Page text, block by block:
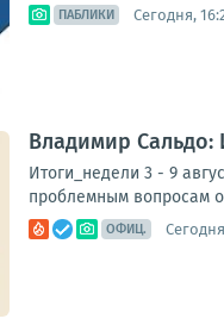
ПАБЛИКИ Сегодня,
Владимир Сальдо:
Итоги_недели 3 - 9
проблемным вопросам
ОФИЦ.